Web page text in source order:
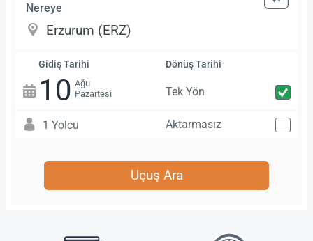
Nereye
Gidiş Tarihi
10 Ağu
Pazartesi
Dönüş Tarihi
Tek Yön
1 Yolcu Aktarmasız
Uçuş Ara